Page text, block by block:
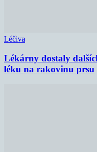
Léčiva
Lékárny dostaly
léku na rakovinu prsu